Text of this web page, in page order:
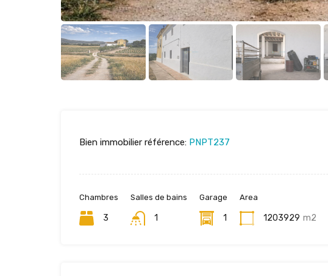
Bien immobilier référence: PNPT237
Chambres
3
Salles de bains
1
Garage
1
Area
1203929 m2